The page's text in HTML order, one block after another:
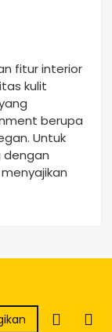
fitur interior
kulit
berupa
Untuk
dengan